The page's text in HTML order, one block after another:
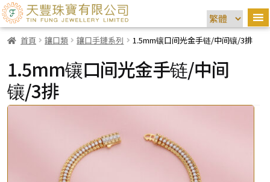
首頁 鑲口類 鑲口手鏈系列 1.5mm镶口间光金手链/中间镶/3排
1.5mm镶口间光金手链/中间
镶/3排